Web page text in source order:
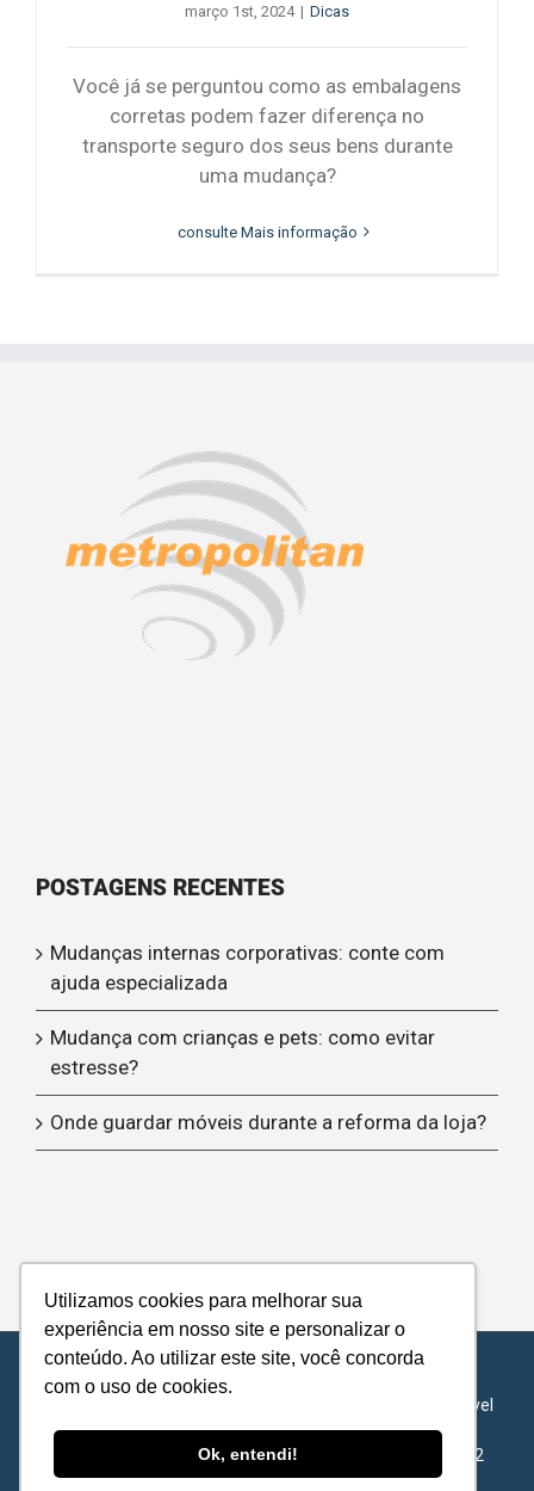
Utilizamos cookies para melhorar sua
experiência em nosso site e personalizar o
conteúdo. Ao utilizar este site, você concorda
com o uso de cookies.
Ok, entendi!
março 1st, 2024 | Dicas
Você já se perguntou como as embalagens
corretas podem fazer diferença no
transporte seguro dos seus bens durante
uma mudança?
consulte Mais informação
POSTAGENS RECENTES
Mudanças internas corporativas: conte com
ajuda especializada
Mudança com crianças e pets: como evitar
estresse?
Onde guardar móveis durante a reforma da loja?
© Copyright 2012 -| Metropolitan Transports - Todos os
Acordo de Nível
de Serviço
METROPOLITAN TRANSPORTS S.A - 62.422.878/0001-72